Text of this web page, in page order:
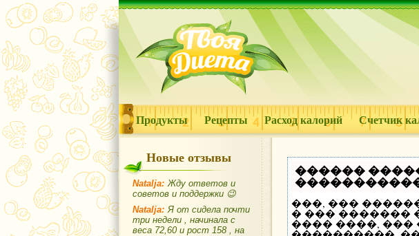
Продукты Рецепты Расход калорий Счетчик
Новые отзывы
Natalja: Жду ответов и
советов и поддержки 😉
Natalja: Я от сидела почти
три недели , начинала с
веса 72,60 и рост 158 , на
������
�����������
���, ���
� ��� �������
���� ����,